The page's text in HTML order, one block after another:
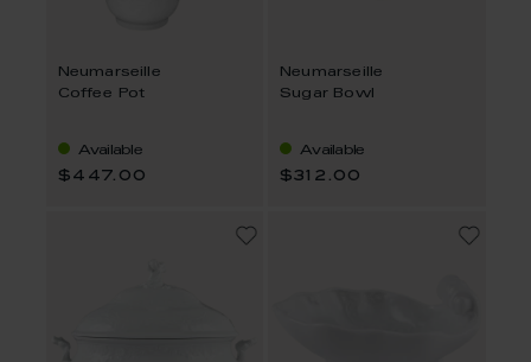
Neumarseille
Coffee Pot
Available
$447.00
Neumarseille
Sugar Bowl
Available
$312.00